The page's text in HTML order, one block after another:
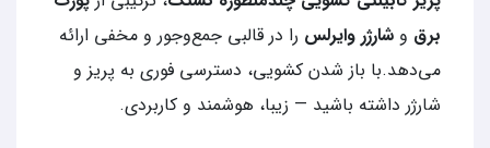
برق و شارژر وایرلس را در قالبی جمع‌وجور و مخفی ارائه
می‌دهد.با باز شدن کشویی، دسترسی فوری به پریز و
شارژر داشته باشید — زیبا، هوشمند و کاربردی.